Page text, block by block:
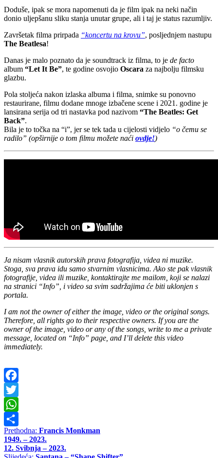
Doduše, ipak se mora napomenuti da je film ipak na neki način
donio uljepšanu sliku stanja unutar grupe, ali i taj je status razumljiv.
Završetak filma prirpada “koncertu na krovu”, posljednjem nastupu
The Beatlesa!
Danas je malo poznato da je soundtrack iz filma, to je de facto
album “Let It Be”, te godine osvojio Oscara za najbolju filmsku
glazbu.
Pola stoljeća nakon izlaska albuma i filma, snimke su ponovno
restaurirane, filmu dodane mnoge izbačene scene i 2021. godine je
lansirana serija od tri nastavka pod nazivom “The Beatles: Get
Back”.
Bila je to točka na “i”, jer se tek tada u cijelosti vidjelo “o čemu se
radilo” (opširnije o tom filmu možete naći ovdje!)
Ja nisam vlasnik autorskih prava fotografija, videa ni muzike.
Stoga, sva prava idu samo stvarnim vlasnicima. Ako ste pak vlasnik
fotografije, videa ili muzike, kontaktirajte me mailom, koji se nalazi
na stranici “Info”, i video sa svim sadržajima će biti uklonjen s
portala.
I am not the owner of either the image, video or the original songs.
Therefore, all rights go to their respective owners. If you are the
owner of the image, video or any of the songs, write to me a private
message, located on “Info” page, and I’ll delete this video
immediately.
Facebook
Twitter
WhatsApp
Share
Navigacija
objava
Prethodna: Francis Monkman
1949. – 2023.
12. Svibnja – 2023.